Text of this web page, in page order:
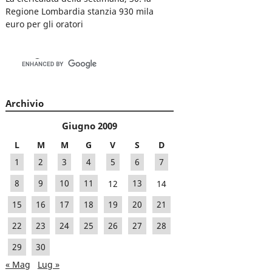
Regione Lombardia stanzia 930 mila
euro per gli oratori
Archivio
Giugno 2009
L M M G V S
D
1
2 3 4 5 6
7
8
9 10 11 12 13
14
15
16 17 18 19 20
21
22
23 24 25 26 27
28
29
30
« Mag
Lug »